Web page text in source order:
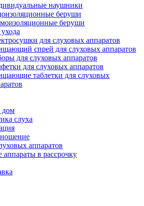
наушники
беруши
беруши
для слуховых аппаратов
спрей для слуховых аппаратов
для слуховых аппаратов
для слуховых аппаратов
таблетки для слуховых
дом
слуха
аппаратов
аппараты в рассрочку